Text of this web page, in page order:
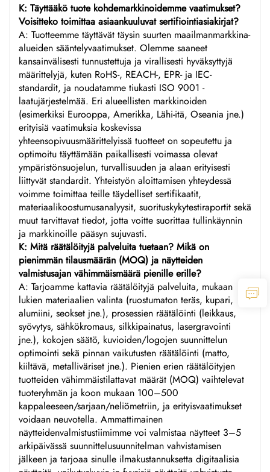
K: Täyttääkö tuote kohdemarkkinoidemme vaatimukset?
Voisitteko toimittaa asiaankuuluvat sertifiointiasiakirjat?
A: Tuotteemme täyttävät täysin suurten maailmanmarkkina-
alueiden sääntelyvaatimukset. Olemme saaneet
kansainvälisesti tunnustettuja ja virallisesti hyväksyttyjä
määrittelyjä, kuten RoHS-, REACH-, EPR- ja IEC-
standardit, ja noudatamme tiukasti ISO 9001 -
laatujärjestelmää. Eri alueellisten markkinoiden
(esimerkiksi Eurooppa, Amerikka, Lähi-itä, Oseania jne.)
erityisiä vaatimuksia koskevissa
yhteensopivuusmäärittelyissä tuotteet on sopeutettu ja
optimoitu täyttämään paikallisesti voimassa olevat
ympäristönsuojelun, turvallisuuden ja alaan erityisesti
liittyvät standardit. Yhteistyön aloittamisen yhteydessä
voimme toimittaa teille täydelliset sertifikaatit,
materiaalikoostumusanalyysit, suorituskykytestiraportit sekä
muut tarvittavat tiedot, jotta voitte suorittaa tullinkäynnin
ja markkinoille pääsyn sujuvasti.
K: Mitä räätälöityjä palveluita tuetaan? Mikä on
pienimmän tilausmäärän (MOQ) ja näytteiden
valmistusajan vähimmäismäärä pienille erille?
A: Tarjoamme kattavia räätälöityjä palveluita, mukaan
lukien materiaalien valinta (ruostumaton teräs, kupari,
alumiini, seokset jne.), prosessien räätälöinti (leikkaus,
syövytys, sähkökromaus, silkkipainatus, lasergravointi
jne.), kokojen säätö, kuvioiden/logojen suunnittelun
optimointi sekä pinnan vaikutusten räätälöinti (matto,
kiiltävä, metalliväriset jne.). Pienien erien räätälöityjen
tuotteiden vähimmäistilattavat määrät (MOQ) vaihtelevat
tuoteryhmän ja koon mukaan 100–500
kappaleeseen/sarjaan/neliömetriin, ja erityisvaatimukset
voidaan neuvotella. Ammattimainen
näytteidenvalmistustiimimme voi valmistaa näytteet 3–5
arkipäivässä suunnittelusuunnitelman vahvistamisen
jälkeen ja tarjoaa sinulle ilmakustannuksetta digitaalisia